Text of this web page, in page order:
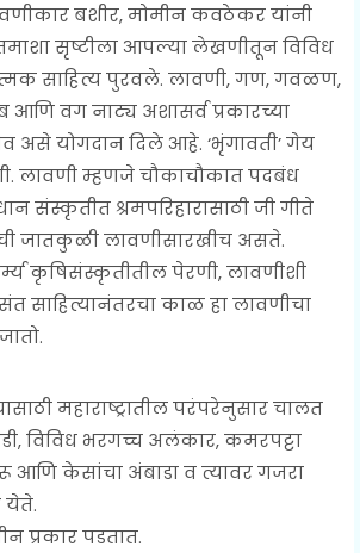
बशीर, मोमीन कवठेकर यांनी
सृष्टीला आपल्या लेखणीतून विविध
साहित्य पुरवले. लावणी, गण, गवळण,
आणि वग नाट्य अशासर्व प्रकारच्या
असे योगदान दिले आहे. ‘भृंगावती’ गेय
लावणी म्हणजे चौकाचौकात पदबंध
संस्कृतीत श्रमपरिहारासाठी जी गीते
जातकुळी लावणीसारखीच असते.
कृषिसंस्कृतीतील पेरणी, लावणीशी
साहित्यानंतरचा काळ हा लावणीचा
महाराष्ट्रातील परंपरेनुसार चालत
विविध भरगच्च अलंकार, कमरपट्टा
आणि केसांचा अंबाडा व त्यावर गजरा
येते.
प्रकार पडतात.